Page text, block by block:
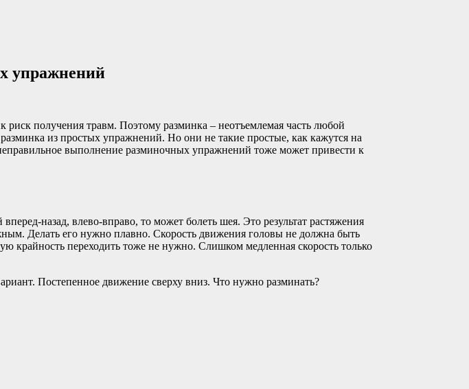
упражнений
риск получения травм. Поэтому разминка – неотъемлемая часть любой
из простых упражнений. Но они не такие простые, как кажутся на
выполнение разминочных упражнений тоже может привести к
назад, влево-вправо, то может болеть шея. Это результат растяжения
Делать его нужно плавно. Скорость движения головы не должна быть
крайность переходить тоже не нужно. Слишком медленная скорость только
Постепенное движение сверху вниз. Что нужно разминать?